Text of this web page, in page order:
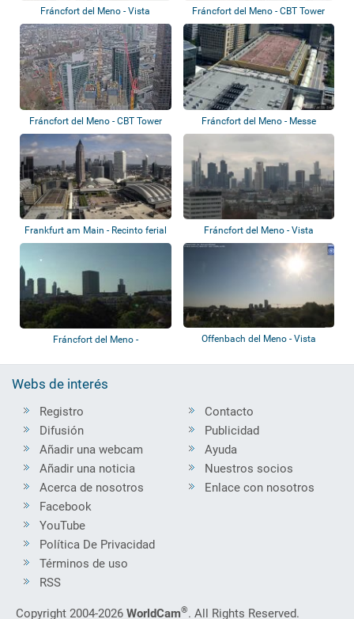
Fráncfort del Meno - Vista
panorámica
Fráncfort del Meno - CBT Tower
Fráncfort del Meno - CBT Tower
Fráncfort del Meno - Messe
Frankfurt - H...
Frankfurt am Main - Recinto ferial
Fráncfort del Meno - Vista
panorámica
Fráncfort del Meno -
Offenbach del Meno - Vista
Webs de interés
Registro
Difusión
Añadir una webcam
Añadir una noticia
Acerca de nosotros
Contacto
Publicidad
Ayuda
Nuestros socios
Enlace con nosotros
Facebook
YouTube
Política De Privacidad
Términos de uso
RSS
Copyright 2004-2026 WorldCam®. All Rights Reserved.